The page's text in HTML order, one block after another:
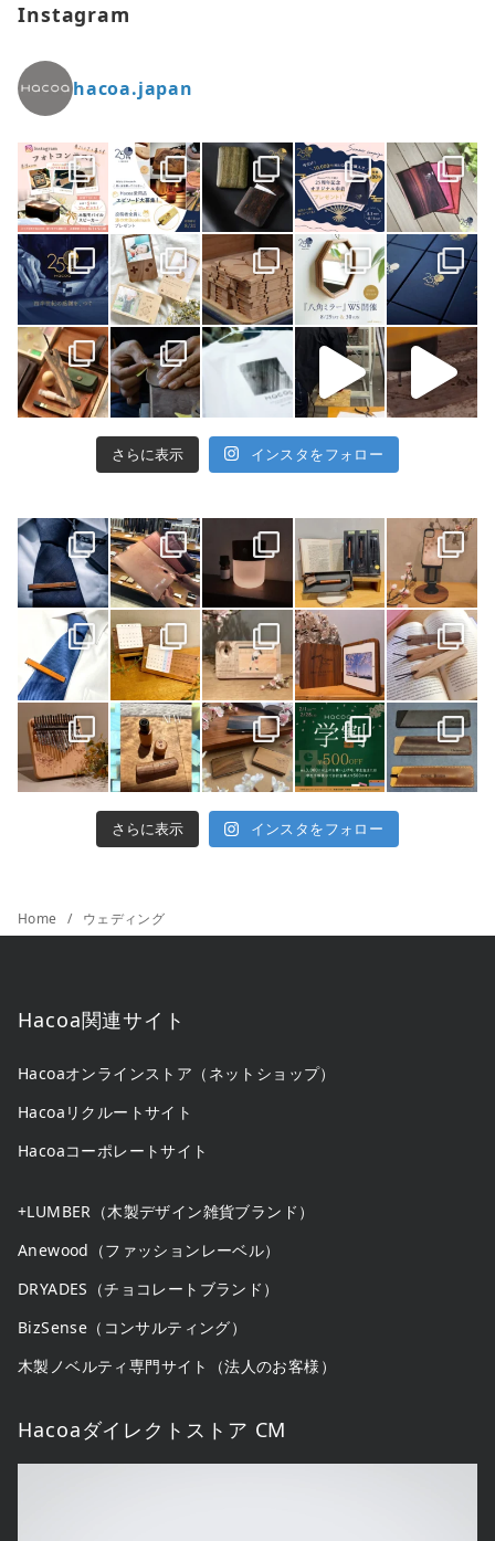
Instagram
hacoa.japan
さらに表示 インスタをフォロー
さらに表示 インスタをフォロー
Home ウェディング
Hacoa関連サイト
Hacoaオンラインストア（ネットショップ）
Hacoaリクルートサイト
Hacoaコーポレートサイト
+LUMBER（木製デザイン雑貨ブランド）
Anewood（ファッションレーベル）
DRYADES（チョコレートブランド）
BizSense（コンサルティング）
木製ノベルティ専門サイト（法人のお客様）
Hacoaダイレクトストア CM